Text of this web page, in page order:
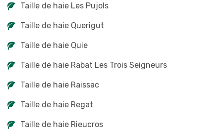
Taille de haie Les Pujols
Taille de haie Querigut
Taille de haie Quie
Taille de haie Rabat Les Trois Seigneurs
Taille de haie Raissac
Taille de haie Regat
Taille de haie Rieucros